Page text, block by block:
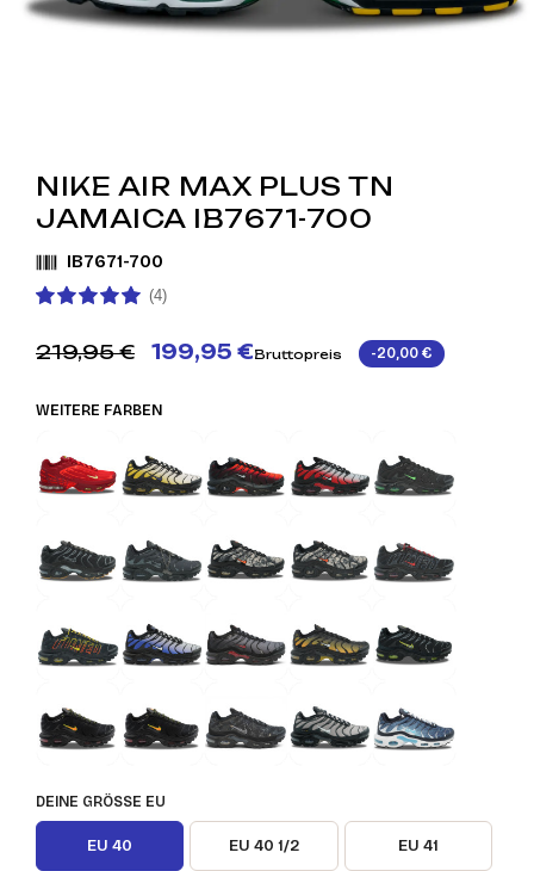
NIKE AIR MAX PLUS TN
JAMAICA IB7671-700
IB7671-700
(4)
219,95 € 199,95 €Bruttopreis -20,00 €
WEITERE FARBEN
DEINE GRÖSSE EU
EU 40 EU 40 1/2 EU 41